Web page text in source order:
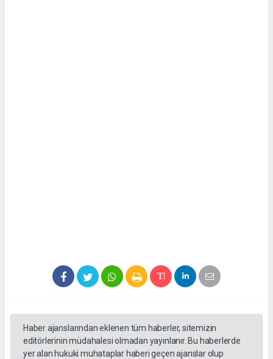
Haber ajanslarından eklenen tüm haberler, sitemizin
editörlerinin müdahalesi olmadan yayınlanır. Bu haberlerde
yer alan hukuki muhataplar haberi geçen ajanslar olup